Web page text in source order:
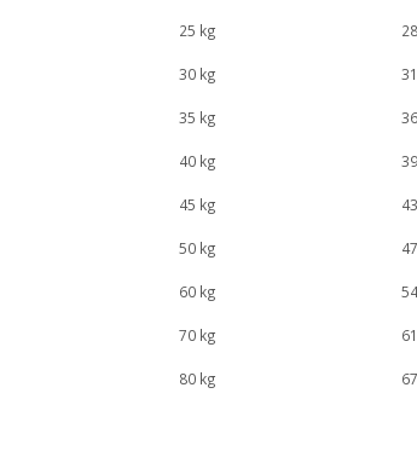
25 kg
30 kg
35 kg
40 kg
45 kg
50 kg
60 kg
70 kg
80 kg